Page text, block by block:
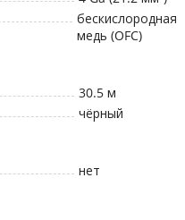
бескислородная
медь (OFC)
30.5 м
чёрный
нет